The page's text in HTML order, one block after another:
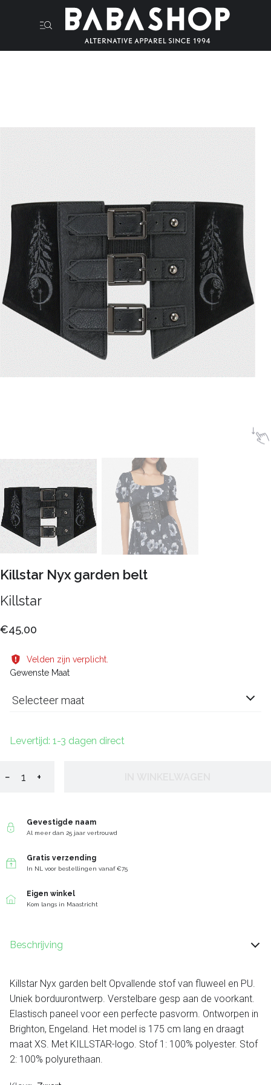
Killstar Nyx garden belt
Killstar
€45,00
Velden zijn verplicht.
Gewenste Maat
Selecteer maat
Levertijd: 1-3 dagen direct
− +
Gevestigde naam
Al meer dan 25 jaar vertrouwd
Gratis verzending
In NL voor bestellingen vanaf €75
Eigen winkel
Kom langs in Maastricht
Beschrijving
Killstar Nyx garden belt Opvallende stof van fluweel en PU.
Uniek borduurontwerp. Verstelbare gesp aan de voorkant.
Elastisch paneel voor een perfecte pasvorm. Ontworpen in
Brighton, Engeland. Het model is 175 cm lang en draagt ​​
maat XS. Met KILLSTAR-logo. Stof 1: 100% polyester. Stof
2: 100% polyurethaan.